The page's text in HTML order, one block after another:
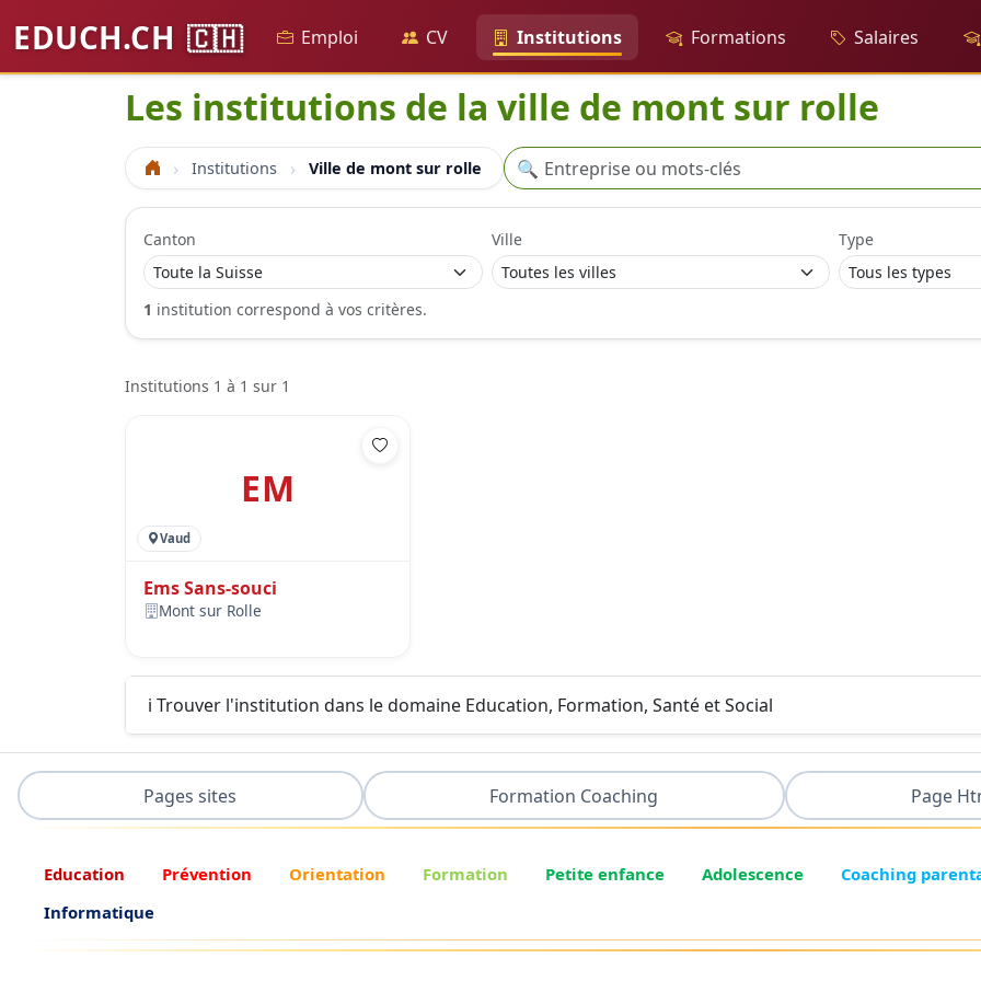
EDUCH.CH 🇨🇭 Emploi CV Institutions Formations Salaires
Les institutions de la ville de mont sur rolle
Accueil Institutions Ville de mont sur rolle Recherche
🔍
Canton Ville
Type
1 institution correspond à vos critères.
Institutions 1 à 1 sur 1
EM
Vaud
Ems Sans-souci
Mont sur Rolle
ℹ️ Trouver l'institution dans le domaine Education, Formation, Santé et Social
Pages sites Formation Coaching Page
Education Prévention Orientation Formation Petite enfance Adolescence Coaching
Informatique